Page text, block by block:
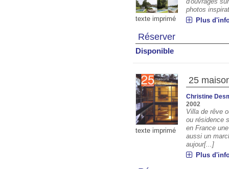
texte imprimé
photos
Plus
Réserver
Disponible
texte imprimé
25
Christine
2002
Villa de rêve
ou résidence
en France
aussi un
aujour[...]
Plus